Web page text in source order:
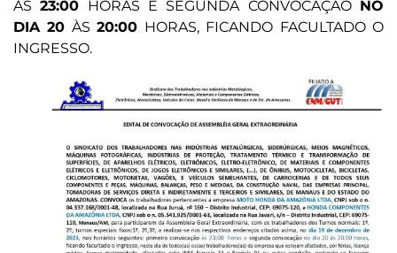
ÀS23:00 HORAS E SEGUNDA CONVOCAÇÃO NO
DIA 20 ÀS20:00 HORAS, FICANDO FACULTADO O
INGRESSO.